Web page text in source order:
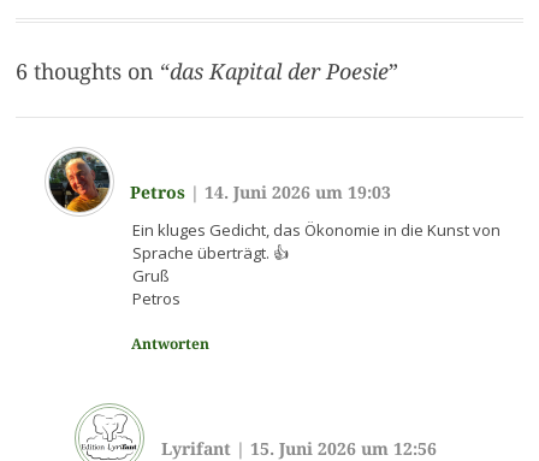
6 thoughts on “das Kapital der Poesie”
Petros | 14. Juni 2026 um 19:03
Ein kluges Gedicht, das Ökonomie in die Kunst von
Sprache überträgt. 👍
Gruß
Petros
Antworten
Lyrifant| 15. Juni 2026 um 12:56